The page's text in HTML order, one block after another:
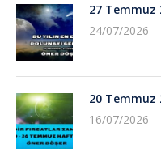
27 Temmuz
24/07/2026
20 Temmuz
16/07/2026